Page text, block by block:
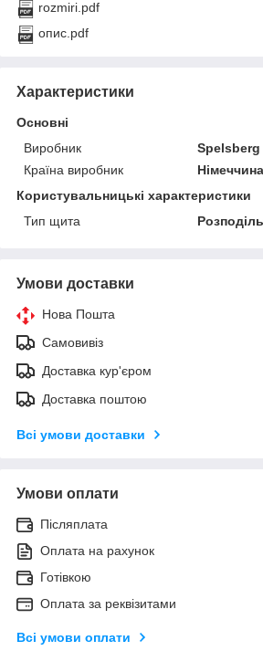
rozmiri.pdf
опис.pdf
Характеристики
Основні
Виробник
Spelsberg
Країна виробник
Німеччина
Користувальницькі характеристики
Тип щита
Умови доставки
Нова Пошта
Самовивіз
Доставка кур'єром
Доставка поштою
Всі умови доставки
Умови оплати
Післяплата
Оплата на рахунок
Готівкою
Оплата за реквізитами
Всі умови оплати